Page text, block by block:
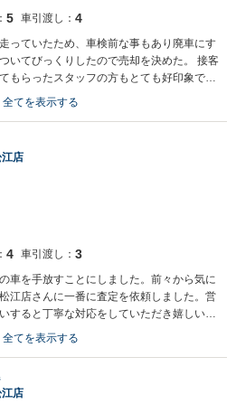
5 車引渡し： 4
っていたため、車検前な事もあり廃車にす
いてびっくりしたので売却を決めた。 接客
もらったスタッフの方もとても好印象でし
てを表示する
店
4 車引渡し： 3
車を手放すことにしました。前々から気に
江店さんに一番に査定を依頼しました。営
すると丁寧な対応をしていただき嬉しいく
てを表示する
店